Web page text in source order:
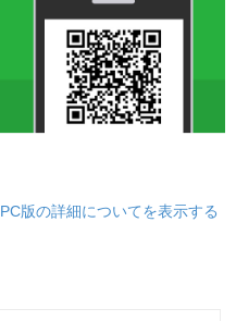
PC版の詳細についてを表示する